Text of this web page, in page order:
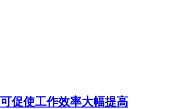
促使工作效率大幅提高